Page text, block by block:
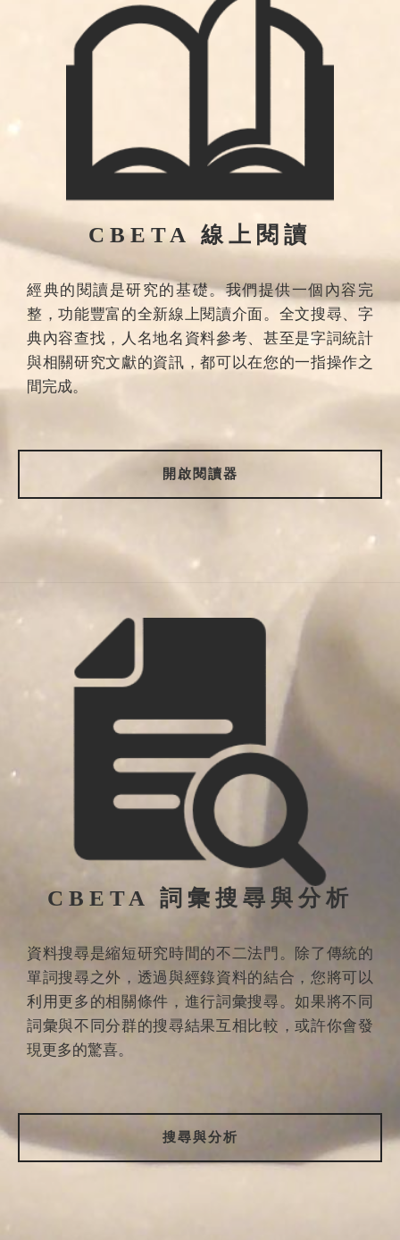
CBETA 線上閱讀
經典的閱讀是研究的基礎。我們提供一個內容完
整，功能豐富的全新線上閱讀介面。全文搜尋、字
典內容查找，人名地名資料參考、甚至是字詞統計
與相關研究文獻的資訊，都可以在您的一指操作之
間完成。
開啟閱讀器
CBETA 詞彙搜尋與分析
資料搜尋是縮短研究時間的不二法門。除了傳統的
單詞搜尋之外，透過與經錄資料的結合，您將可以
利用更多的相關條件，進行詞彙搜尋。如果將不同
詞彙與不同分群的搜尋結果互相比較，或許你會發
現更多的驚喜。
搜尋與分析